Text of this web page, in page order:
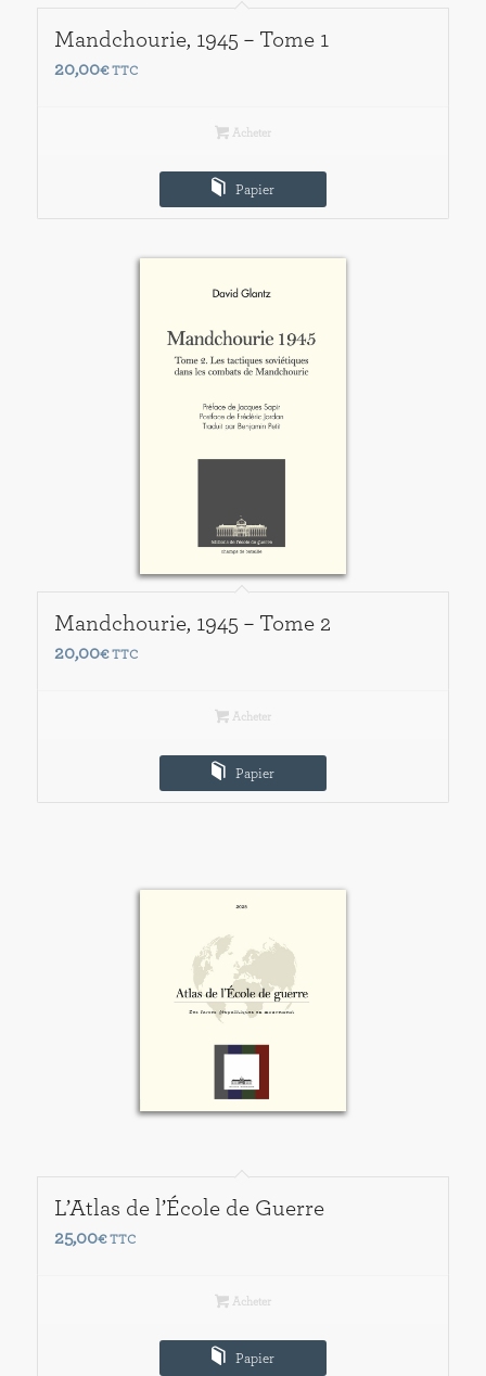
Mandchourie, 1945 – Tome 1
20,00€ TTC
Acheter
Papier
Mandchourie, 1945 – Tome 2
20,00€ TTC
Acheter
Papier
L’Atlas de l’École de Guerre
25,00€ TTC
Acheter
Papier